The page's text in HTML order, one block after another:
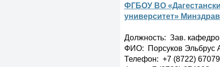
ФГБОУ ВО
университет»
Должность: Зав.
ФИО: Порсуков Эльбрус
Телефон: +7 (8722)